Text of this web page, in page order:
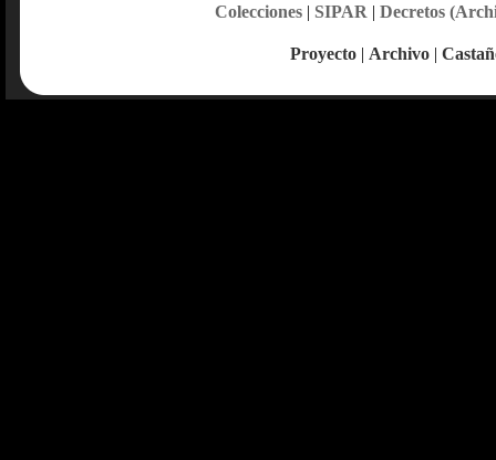
Colecciones| SIPAR | Decretos
Proyecto | Archivo |